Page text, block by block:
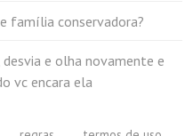
família conservadora?
e olha novamente e
vc encara ela